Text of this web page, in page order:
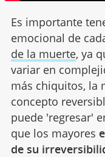
Es importante
emocional de
de la muerte, ya
variar en
más chiquitos, la
concepto
puede 'regresar'
que los mayores
de su